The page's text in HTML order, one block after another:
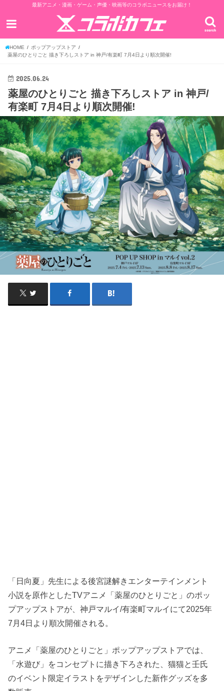
最新アニメ・漫画・ゲーム・声優・映画等のコラボニュースをお届け！
search
HOME
ポップアップストア
薬屋のひとりごと 描き下ろしストア in 神戸/有楽町 7月4日より順次開催!
2025.06.24
薬屋のひとりごと 描き下ろしストア in 神戸/
有楽町 7月4日より順次開催!
「日向夏」先生による後宮謎解きエンターテインメント
小説を原作としたTVアニメ「薬屋のひとりごと」のポッ
プアップストアが、神戸マルイ/有楽町マルイにて2025年
7月4日より順次開催される。
アニメ「薬屋のひとりごと」ポップアップストアでは、
「水遊び」をコンセプトに描き下ろされた、猫猫と壬氏
のイベント限定イラストをデザインした新作グッズを多